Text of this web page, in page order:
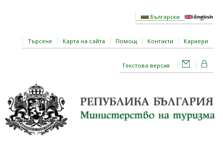
Български English
Търсене Карта на сайта Помощ Контакти Кариери
Текстова версия